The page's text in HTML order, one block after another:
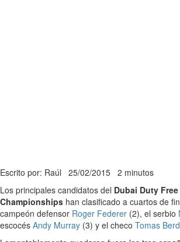
Escrito por: Raúl 25/02/2015 2 minutos
Los principales candidatos del Dubai Duty
Championships han clasificado a cuartos de
campeón defensor Roger Federer (2), el serbio
escocés Andy Murray (3) y el checo Tomas